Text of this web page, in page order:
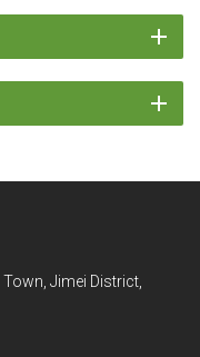
Jimei District,